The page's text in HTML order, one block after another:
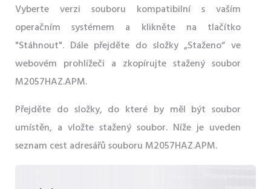
Vyberte verzi souboru kompatibilní s vaším
operačním systémem a klikněte na tlačítko
"Stáhnout". Dále přejděte do složky „Staženo“ ve
webovém prohlížeči a zkopírujte stažený soubor
M2057HAZ.APM.
Přejděte do složky, do které by měl být soubor
umístěn, a vložte stažený soubor. Níže je uveden
seznam cest adresářů souboru M2057HAZ.APM.